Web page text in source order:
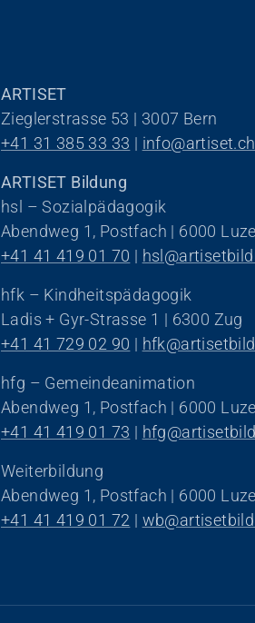
ARTISET
Zieglerstrasse 53 | 3007 Bern
+41 31 385 33 33 | info@artiset.ch
ARTISET Bildung
hsl – Sozialpädagogik
Abendweg 1, Postfach | 6000
+41 41 419 01 70 |
hfk – Kindheitspädagogik
Ladis + Gyr-Strasse 1 | 6300 Zug
+41 41 729 02 90 |
hfg – Gemeindeanimation
Abendweg 1, Postfach | 6000
+41 41 419 01 73 |
Weiterbildung
Abendweg 1, Postfach | 6000
+41 41 419 01 72 |